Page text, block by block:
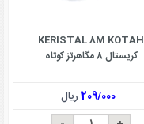
KERISTAL 8M KOTAH
کریستال 8 مگاهرتز کوتاه
209/000ریال